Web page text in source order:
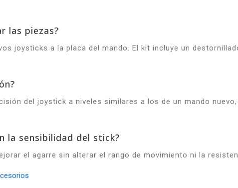
las piezas?
joysticks a la placa del mando. El kit incluye un
del joystick a niveles similares a los de un mando
la sensibilidad del stick?
el agarre sin alterar el rango de movimiento ni la